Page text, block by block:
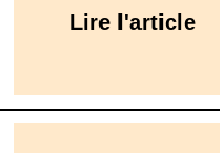
Lire l'article